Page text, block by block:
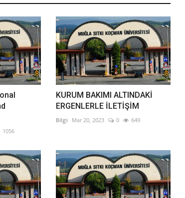
1056
KURUM BAKIMI ALTINDAKİ
ERGENLERLE İLETİŞİM
Bilgi Mar 20, 2023 0 649
Öğretmenlerin öz yönetimli öğrenme ve çevrimiçi
öğrenmeye yönelik hazır bulunuşluk...